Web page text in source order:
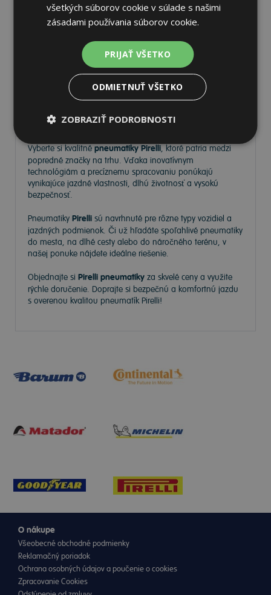
Nie je skladom Sledovať naskladnenie
188,68 €
spoľahlivosť na každej ceste
Vyberte si kvalitnépneumatiky Pirelli, ktoré patria medzi
popredné značky na trhu. Vďaka inovatívnym
technológiám a precíznemu spracovaniu ponúkajú
vynikajúce jazdné vlastnosti, dlhú životnosť a vysokú
bezpečnosť.
Pneumatiky Pirelli sú navrhnuté pre rôzne typy vozidiel a
jazdných podmienok. Či už hľadáte spoľahlivé pneumatiky
do mesta, na dlhé cesty alebo do náročného terénu, v
našej ponuke nájdete ideálne riešenie.
Objednajte si Pirelli pneumatiky za skvelé ceny a využite
rýchle doručenie. Doprajte si bezpečnú a komfortnú jazdu
s overenou kvalitou pneumatík Pirelli!
O nákupe
Všeobecné obchodné podmienky
Reklamačný poriadok
Ochrana osobných údajov a poučenie o cookies
Zpracovanie Cookies
všetkých súborov cookie v súlade s našimi
zásadami používania súborov cookie.
PRIJAŤ VŠETKO
ODMIETNUŤ VŠETKO
ZOBRAZIŤ PODROBNOSTI